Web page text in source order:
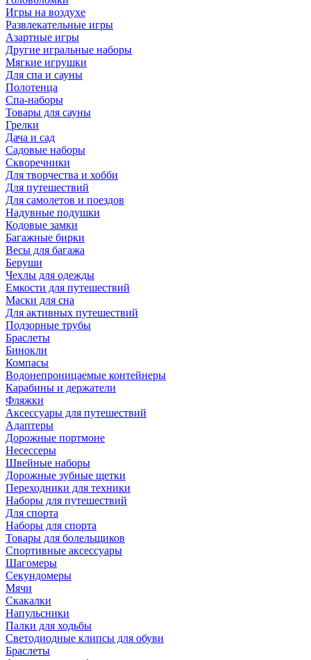
Игры на воздухе
Развлекательные игры
Азартные игры
Другие игральные наборы
Мягкие игрушки
Для спа и сауны
Полотенца
Спа-наборы
Товары для сауны
Грелки
Дача и сад
Садовые наборы
Скворечники
Для творчества и хобби
Для путешествий
Для самолетов и поездов
Надувные подушки
Кодовые замки
Багажные бирки
Весы для багажа
Беруши
Чехлы для одежды
Емкости для путешествий
Маски для сна
Для активных путешествий
Подзорные трубы
Браслеты
Бинокли
Компасы
Водонепроницаемые контейнеры
Карабины и держатели
Фляжки
Аксессуары для путешествий
Адаптеры
Дорожные портмоне
Несессеры
Швейные наборы
Дорожные зубные щетки
Переходники для техники
Наборы для путешествий
Для спорта
Наборы для спорта
Товары для болельщиков
Спортивные аксессуары
Шагомеры
Секундомеры
Мячи
Скакалки
Напульсники
Палки для ходьбы
Светодиодные клипсы для обуви
Браслеты